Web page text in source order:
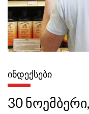
ᲘᲜᲓᲔᲥᲡᲔᲑᲘ
30